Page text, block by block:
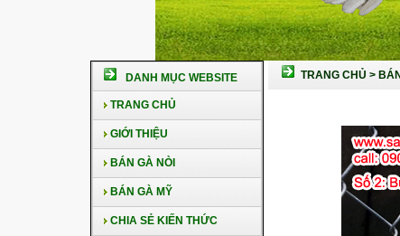
DANH MỤC WEBSITE
TRANG CHỦ
GIỚI THIỆU
BÁN GÀ NÒI
BÁN GÀ MỸ
CHIA SẺ KIẾN THỨC
TRANG CHỦ >